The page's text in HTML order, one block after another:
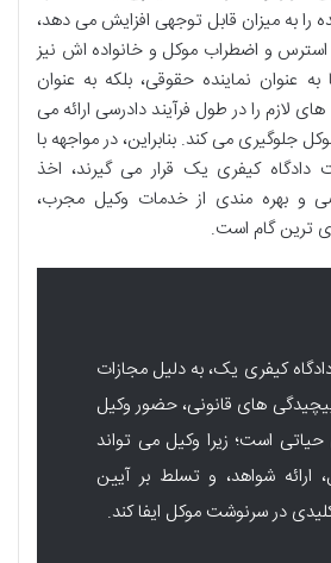
را به میزان قابل توجهی افزایش می دهد،
و اضطراب موکل و خانواده اش نیز
عنوان نماینده حقوقی، بلکه به عنوان
لازم را در طول فرآیند دادرسی ارائه می
جلوگیری می کند. بنابراین، در مواجهه با
دادگاه کیفری یک قرار می گیرند، اخذ
و بهره مندی از خدمات وکیل مجرب،
ترین گام است.
کیفری یک، به دلیل مجازات
های قانونی، حضور وکیل
است؛ زیرا وکیل می تواند
ارائه شواهد، و تسلط بر آیین
در سرنوشت موکل ایفا کند.